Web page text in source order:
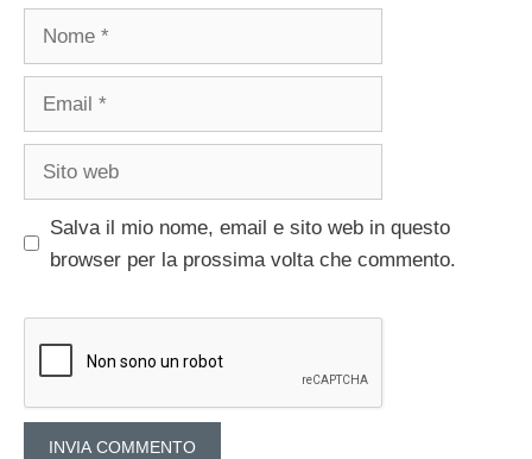
Salva il mio nome, email e sito web in questo
browser per la prossima volta che commento.